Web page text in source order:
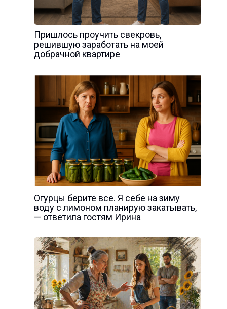
Пришлось проучить свекровь,
решившую заработать на моей
добрачной квартире
Огурцы берите все. Я себе на зиму
воду с лимоном планирую закатывать,
— ответила гостям Ирина